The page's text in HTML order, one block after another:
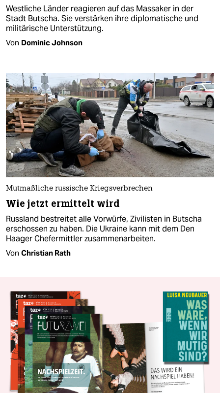
Westliche Länder reagieren auf das Massaker in der
Stadt Butscha. Sie verstärken ihre diplomatische und
militärische Unterstützung.
Von Dominic Johnson
Mutmaßliche russische Kriegsverbrechen
Wie jetzt ermittelt wird
Russland bestreitet alle Vorwürfe, Zivilisten in Butscha
erschossen zu haben. Die Ukraine kann mit dem Den
Haager Chefermittler zusammenarbeiten.
Von Christian Rath